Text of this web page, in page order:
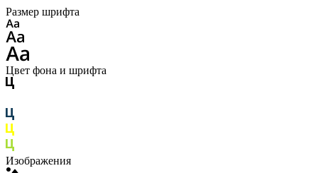
Размер шрифта
Цвет фона и шрифта
Изображения